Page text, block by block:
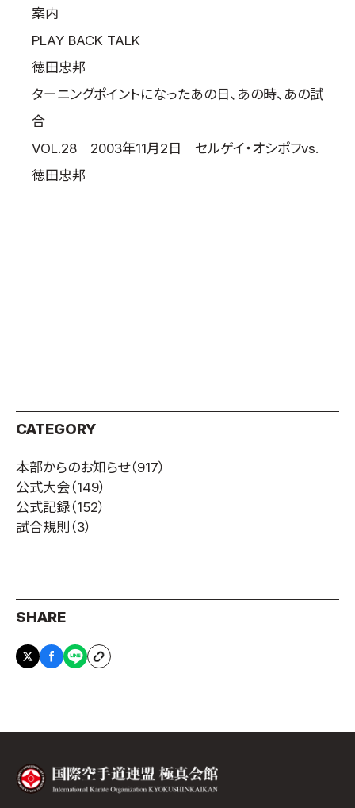
案内
PLAY BACK TALK
徳田忠邦
ターニングポイントになったあの日、あの時、あの試
合
VOL.28 2003年11月2日 セルゲイ・オシポフvs.
徳田忠邦
CATEGORY
本部からのお知らせ（917）
公式大会（149）
公式記録（152）
試合規則 （3）
SHARE